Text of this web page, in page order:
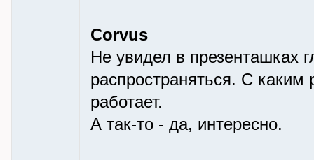
Corvus
Не увидел в презенташках
распространяться. С
работает.
А так-то - да, интересно.